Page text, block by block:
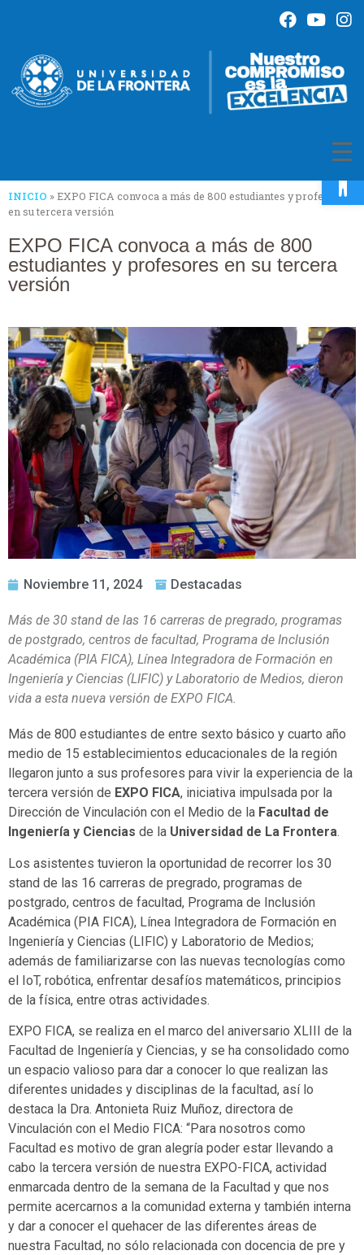
INICIO »EXPO FICA convoca a más de 800 estudiantes y profesores
en su tercera versión
EXPO FICA convoca a más de 800
estudiantes y profesores en su tercera
versión
Noviembre 11, 2024 Destacadas
Más de 30 stand de las 16 carreras de pregrado, programas
de postgrado, centros de facultad, Programa de Inclusión
Académica (PIA FICA), Línea Integradora de Formación en
Ingeniería y Ciencias (LIFIC) y Laboratorio de Medios, dieron
vida a esta nueva versión de EXPO FICA.
Más de 800 estudiantes de entre sexto básico y cuarto año
medio de 15 establecimientos educacionales de la región
llegaron junto a sus profesores para vivir la experiencia de la
tercera versión de EXPO FICA, iniciativa impulsada por la
Dirección de Vinculación con el Medio de la Facultad de
Ingeniería y Ciencias de la Universidad de La Frontera.
Los asistentes tuvieron la oportunidad de recorrer los 30
stand de las 16 carreras de pregrado, programas de
postgrado, centros de facultad, Programa de Inclusión
Académica (PIA FICA), Línea Integradora de Formación en
Ingeniería y Ciencias (LIFIC) y Laboratorio de Medios;
además de familiarizarse con las nuevas tecnologías como
el IoT, robótica, enfrentar desafíos matemáticos, principios
de la física, entre otras actividades.
EXPO FICA, se realiza en el marco del aniversario XLIII de la
Facultad de Ingeniería y Ciencias, y se ha consolidado como
un espacio valioso para dar a conocer lo que realizan las
diferentes unidades y disciplinas de la facultad, así lo
destaca la Dra. Antonieta Ruiz Muñoz, directora de
Vinculación con el Medio FICA: “Para nosotros como
Facultad es motivo de gran alegría poder estar llevando a
cabo la tercera versión de nuestra EXPO-FICA, actividad
enmarcada dentro de la semana de la Facultad y que nos
permite acercarnos a la comunidad externa y también interna
y dar a conocer el quehacer de las diferentes áreas de
nuestra Facultad, no sólo relacionada con docencia de pre y